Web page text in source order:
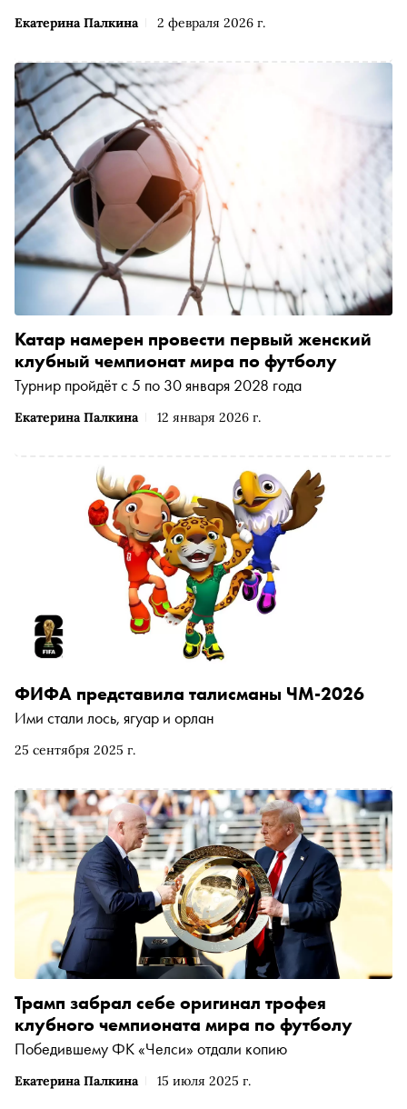
Екатерина Палкина 2 февраля 2026 г.
Екатерина Палкина 12 января 2026 г.
Катар намерен провести первый женский
клубный чемпионат мира по футболу
Турнир пройдёт с 5 по 30 января 2028 года
25 сентября 2025 г.
ФИФА представила талисманы ЧМ-2026
Ими стали лось, ягуар и орлан
Екатерина Палкина 15 июля 2025 г.
Трамп забрал себе оригинал трофея
клубного чемпионата мира по футболу
Победившему ФК «Челси» отдали копию